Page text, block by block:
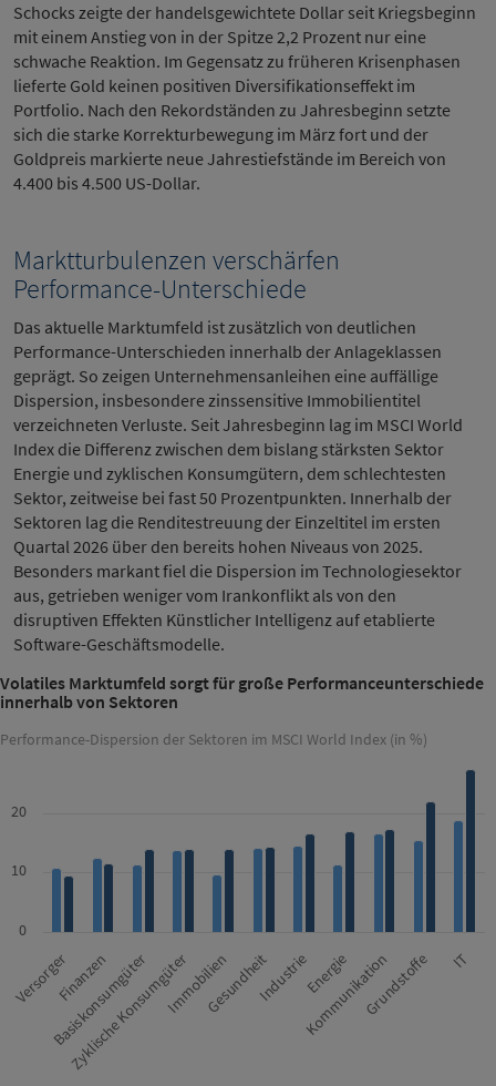
Schocks zeigte der handelsgewichtete Dollar seit Kriegsbeginn
mit einem Anstieg von in der Spitze 2,2 Prozent nur eine
schwache Reaktion. Im Gegensatz zu früheren Krisenphasen
lieferte Gold keinen positiven Diversifikationseffekt im
Portfolio. Nach den Rekordständen zu Jahresbeginn setzte
sich die starke Korrekturbewegung im März fort und der
Goldpreis markierte neue Jahrestiefstände im Bereich von
4.400 bis 4.500 US-Dollar.
Marktturbulenzen verschärfen
Performance-Unterschiede
Das aktuelle Marktumfeld ist zusätzlich von deutlichen
Performance-Unterschieden innerhalb der Anlageklassen
geprägt. So zeigen Unternehmensanleihen eine auffällige
Dispersion, insbesondere zinssensitive Immobilientitel
verzeichneten Verluste. Seit Jahresbeginn lag im MSCI World
Index die Differenz zwischen dem bislang stärksten Sektor
Energie und zyklischen Konsumgütern, dem schlechtesten
Sektor, zeitweise bei fast 50 Prozentpunkten. Innerhalb der
Sektoren lag die Renditestreuung der Einzeltitel im ersten
Quartal 2026 über den bereits hohen Niveaus von 2025.
Besonders markant fiel die Dispersion im Technologiesektor
aus, getrieben weniger vom Irankonflikt als von den
disruptiven Effekten Künstlicher Intelligenz auf etablierte
Software-Geschäftsmodelle.
Volatiles Marktumfeld sorgt für große Performanceunterschiede
innerhalb von Sektoren
Performance-Dispersion der Sektoren im MSCI World Index (in %)
VersorgerFinanzen
Basiskonsumgüter
Zyklische KonsumgüterImmobilienGesundheitIndustrieEnergie
KommunikationGrundstoffe IT
0
10
20